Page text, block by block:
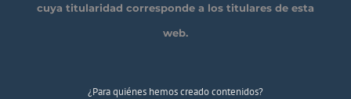
cuya titularidad corresponde a los titulares de esta
web.
¿Para quiénes hemos creado contenidos?